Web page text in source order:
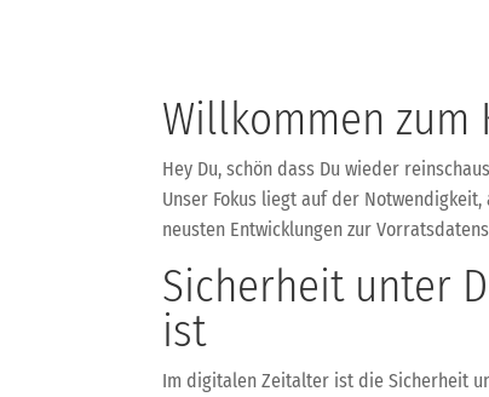
Willkommen zum
Hey Du, schön dass Du wieder
Unser Fokus liegt auf der
neusten Entwicklungen zur
Sicherheit unter
ist
Im digitalen Zeitalter ist die Sicherheit